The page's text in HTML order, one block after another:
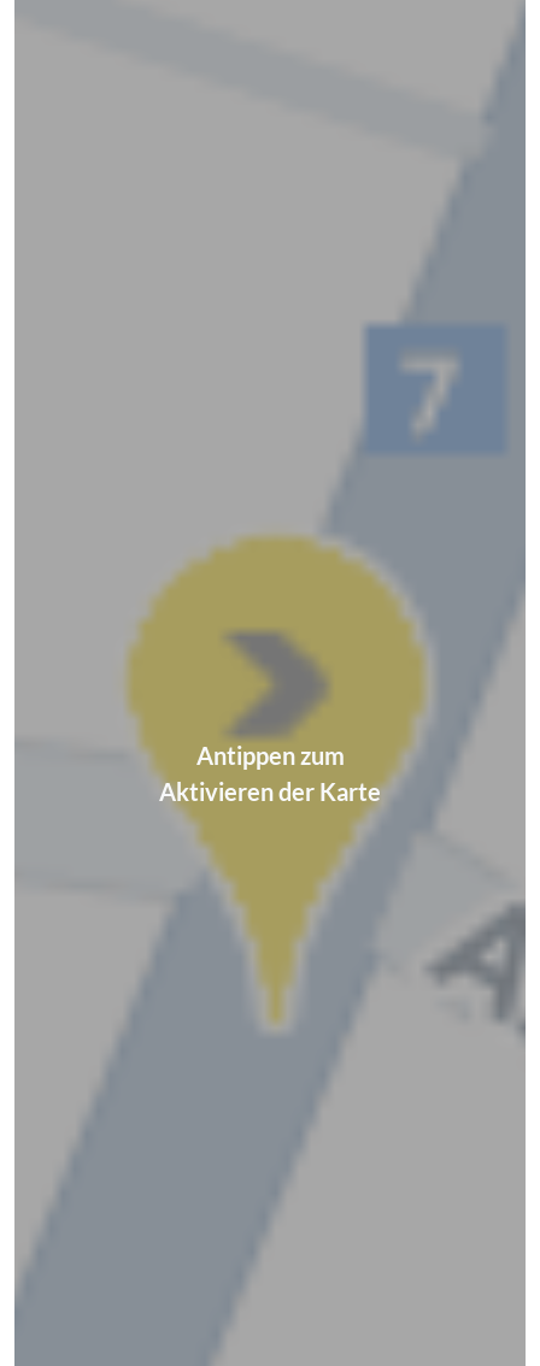
Antippen zum
Aktivieren der Karte